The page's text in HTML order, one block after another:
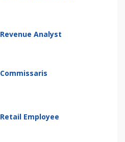
Revenue Analyst
Commissaris
Retail Employee